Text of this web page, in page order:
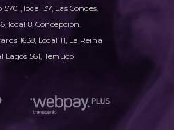
local 37, Las Condes.
local 8, Concepción.
1638, Local 11, La Reina
Lagos 561, Temuco